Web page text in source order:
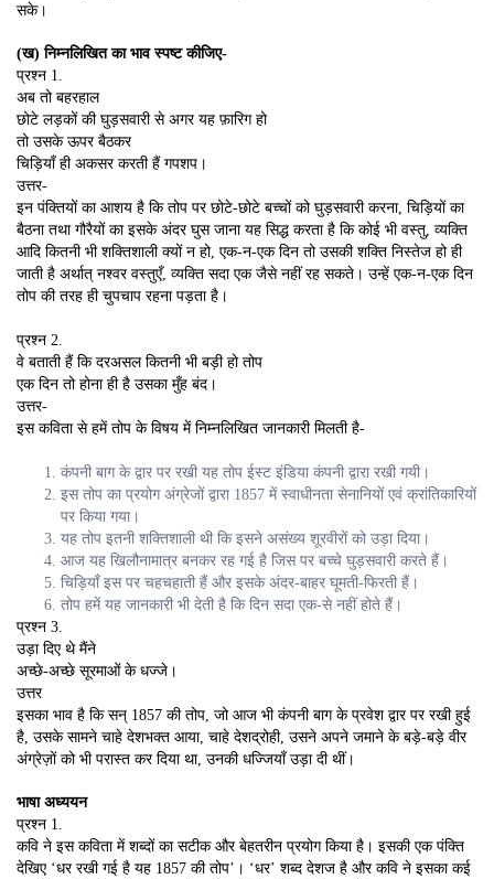
सके।
(ख) निम्नलिखित का भाव स्पष्ट कीजिए-
प्रश्न 1.
अब तो बहरहाल
छोटे लड़कों की घुड़सवारी से अगर यह फ़ारिग हो
तो उसके ऊपर बैठकर
चिड़ियाँ ही अकसर करती हैं गपशप।
उत्तर-
इन पंक्तियों का आशय है कि तोप पर छोटे-छोटे बच्चों को घुड़सवारी करना, चिड़ियों का
बैठना तथा गौरैयों का इसके अंदर घुस जाना यह सिद्ध करता है कि कोई भी वस्तु, व्यक्ति
आदि कितनी भी शक्तिशाली क्यों न हो, एक-न-एक दिन तो उसकी शक्ति निस्तेज हो ही
जाती है अर्थात् नश्वर वस्तुएँ, व्यक्ति सदा एक जैसे नहीं रह सकते। उन्हें एक-न-एक दिन
तोप की तरह ही चुपचाप रहना पड़ता है।
प्रश्न 2.
वे बताती हैं कि दरअसल कितनी भी बड़ी हो तोप
एक दिन तो होना ही है उसका मुँह बंद।
उत्तर-
इस कविता से हमें तोप के विषय में निम्नलिखित जानकारी मिलती है-
कंपनी बाग के द्वार पर रखी यह तोप ईस्ट इंडिया कंपनी द्वारा रखी गयी।
इस तोप का प्रयोग अंग्रेजों द्वारा 1857 में स्वाधीनता सेनानियों एवं क्रांतिकारियों
पर किया गया।
यह तोप इतनी शक्तिशाली थी कि इसने असंख्य शूरवीरों को उड़ा दिया।
आज यह खिलौनामात्र बनकर रह गई है जिस पर बच्चे घुड़सवारी करते हैं।
चिड़ियाँ इस पर चहचहाती हैं और इसके अंदर-बाहर घूमती-फिरती हैं।
तोप हमें यह जानकारी भी देती है कि दिन सदा एक-से नहीं होते हैं।
प्रश्न 3.
उड़ा दिए थे मैंने
अच्छे-अच्छे सूरमाओं के धज्जे।
उत्तर
इसका भाव है कि सन् 1857 की तोप, जो आज भी कंपनी बाग के प्रवेश द्वार पर रखी हुई
है, उसके सामने चाहे देशभक्त आया, चाहे देशद्रोही, उसने अपने जमाने के बड़े-बड़े वीर
अंग्रेज़ों को भी परास्त कर दिया था, उनकी धज्जियाँ उड़ा दी थीं।
भाषा अध्ययन
प्रश्न 1.
कवि ने इस कविता में शब्दों का सटीक और बेहतरीन प्रयोग किया है। इसकी एक पंक्ति
देखिए ‘धर रखी गई है यह 1857 की तोप’। ‘धर’ शब्द देशज है और कवि ने इसका कई